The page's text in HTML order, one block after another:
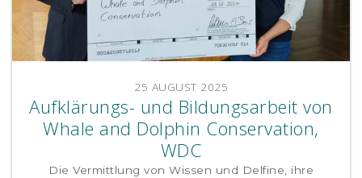
25 AUGUST 2025
Aufklärungs- und Bildungsarbeit von
Whale and Dolphin Conservation,
WDC
Die Vermittlung von Wissen und Delfine, ihre